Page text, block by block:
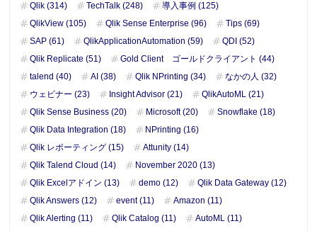
Qlik (314)
TechTalk (248)
導入事例 (125)
QlikView (105)
Qlik Sense Enterprise (96)
Tips (69)
SAP (61)
QlikApplicationAutomation (59)
QDI (52)
Qlik Replicate (51)
Gold Client ゴールドクライアント (44)
talend (40)
AI (38) Qlik NPrinting (34)
なかの人 (32)
ウェビナー (23)
Insight Advisor (21)
QlikAutoML (21)
Qlik Sense Business (20)
Microsoft (20)
Snowflake (18)
Qlik Data Integration (18)
NPrinting (16)
Qlik レポーティング (15)
Attunity (14)
Qlik Talend Cloud (14)
November 2020 (13)
Qlik Excelアドイン (13)
demo (12)
Qlik Data Gateway (12)
Qlik Answers (12)
event (11)
Amazon (11)
Qlik Alerting (11)
Qlik Catalog (11)
AutoML (11)